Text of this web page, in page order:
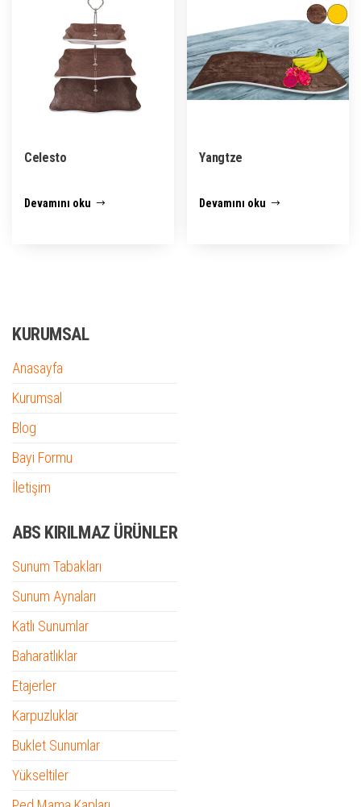
Celesto
Devamını oku
Yangtze
Devamını oku
KURUMSAL
Anasayfa
Kurumsal
Blog
Bayi Formu
İletişim
ABS KIRILMAZ ÜRÜNLER
Sunum Tabakları
Sunum Aynaları
Katlı Sunumlar
Baharatlıklar
Etajerler
Karpuzluklar
Buklet Sunumlar
Yükseltiler